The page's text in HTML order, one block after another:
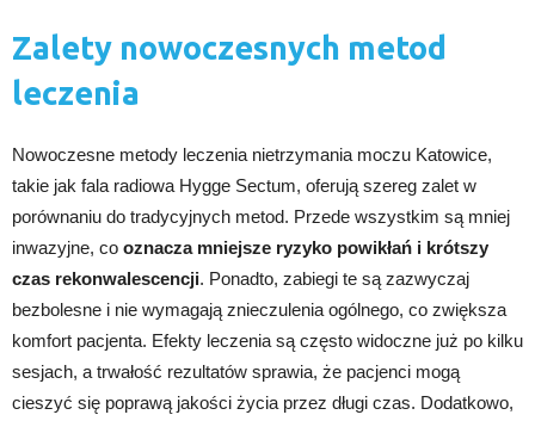
Zalety nowoczesnych metod
leczenia
Nowoczesne metody leczenia nietrzymania moczu Katowice,
takie jak fala radiowa Hygge Sectum, oferują szereg zalet w
porównaniu do tradycyjnych metod. Przede wszystkim są mniej
inwazyjne, co oznacza mniejsze ryzyko powikłań i krótszy
czas rekonwalescencji. Ponadto, zabiegi te są zazwyczaj
bezbolesne i nie wymagają znieczulenia ogólnego, co zwiększa
komfort pacjenta. Efekty leczenia są często widoczne już po kilku
sesjach, a trwałość rezultatów sprawia, że pacjenci mogą
cieszyć się poprawą jakości życia przez długi czas. Dodatkowo,